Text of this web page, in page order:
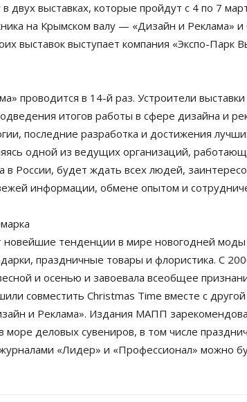
двух выставках, которые пройдут с 4 по 7
на Крымском валу — «Дизайн и Реклама» и
выставок выступает компания «Экспо-Парк
проводится в 14-й раз. Устроители
итогов работы в сфере дизайна и
последние разработка и достижения
одной из ведущих организаций,
в России, будет ждать всех людей,
информации, обмене опытом и
новейшие тенденции в мире новогодней моды
праздничные товары и флористика. С
и осенью и завоевала всеобщее
совместить Christmas Time вместе с
и Реклама». Издания МАПП
деловых сувениров, в том числе
«Лидер» и «Профессионал» можно